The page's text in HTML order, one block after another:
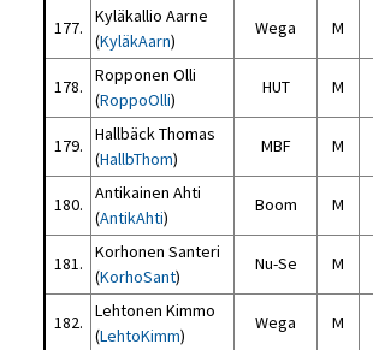
177.
Kyläkallio Aarne
(KyläkAarn)
Wega M
178.
Ropponen Olli
(RoppoOlli)
HUT M
179.
Hallbäck Thomas
(HallbThom)
MBF M
180.
Antikainen Ahti
(AntikAhti)
Boom M
181.
Korhonen Santeri
(KorhoSant)
Nu-Se M
182.
Lehtonen Kimmo
(LehtoKimm)
Wega M